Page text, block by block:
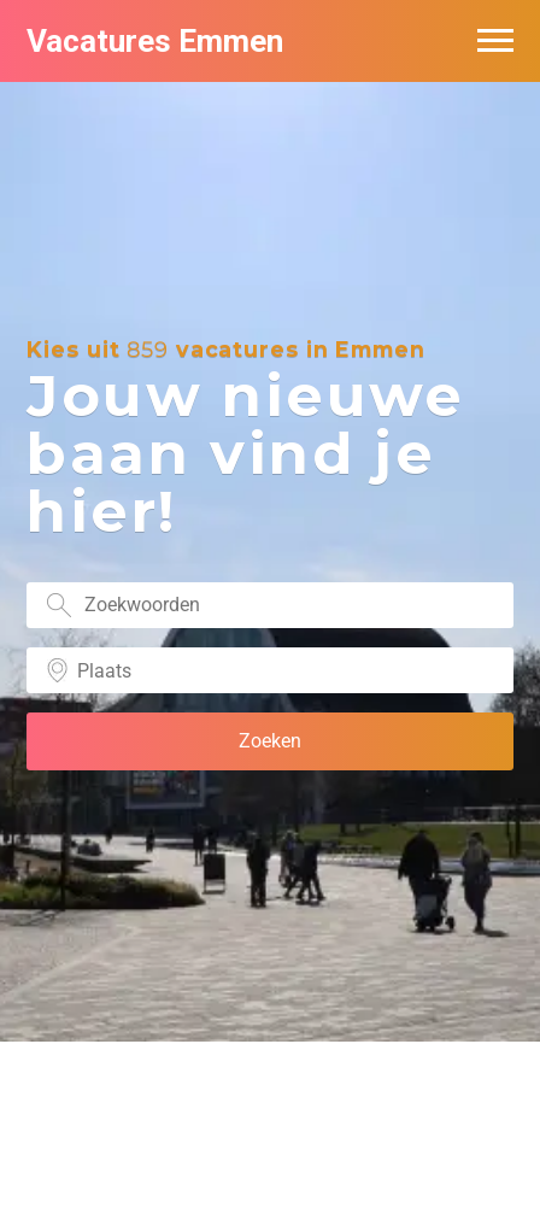
Vacatures Emmen
Kies uit 859 vacatures in Emmen
Jouw nieuwe
baan vind je
hier!
Vacatures per bedrijf